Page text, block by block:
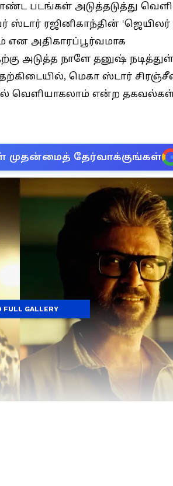
படங்கள் அடுத்தடுத்து
ஸ்டார் ரஜினிகாந்தின் 'ஜெயிலர்
என அதிகாரப்பூர்வமாக
அடுத்த நாளே தனுஷ்
மெகா ஸ்டார்
வெளியாகலாம் என்ற
முதன்மைத் தேர்வாக்குங்கள்
FULL GALLERY